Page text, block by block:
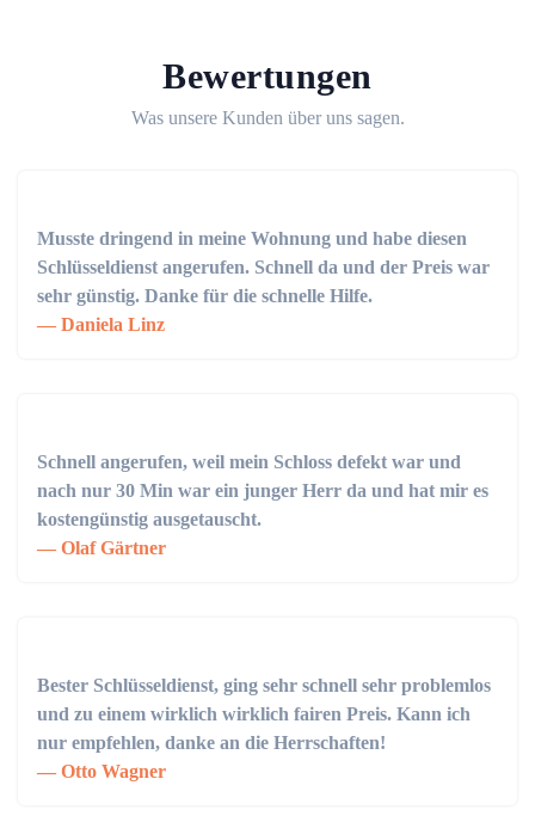
Bewertungen
Was unsere Kunden über uns sagen.
Musste dringend in meine Wohnung und habe diesen
Schlüsseldienst angerufen. Schnell da und der Preis war
sehr günstig. Danke für die schnelle Hilfe.
Daniela Linz
Schnell angerufen, weil mein Schloss defekt war und
nach nur 30 Min war ein junger Herr da und hat mir es
kostengünstig ausgetauscht.
Olaf Gärtner
Bester Schlüsseldienst, ging sehr schnell sehr problemlos
und zu einem wirklich wirklich fairen Preis. Kann ich
nur empfehlen, danke an die Herrschaften!
Otto Wagner